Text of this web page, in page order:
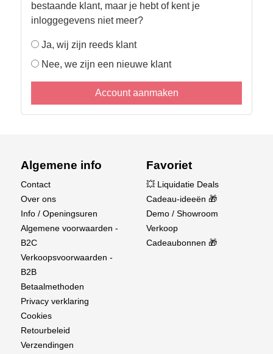
bestaande klant, maar je hebt of kent je
inloggegevens niet meer?
Ja, wij zijn reeds klant
Nee, we zijn een nieuwe klant
Account aanmaken
Algemene info
Contact
Over ons
Info / Openingsuren
Algemene voorwaarden -
B2C
Verkoopsvoorwaarden -
B2B
Betaalmethoden
Privacy verklaring
Cookies
Retourbeleid
Verzendingen
Favoriet
💥 Liquidatie Deals
Cadeau-ideeën 🎁
Demo / Showroom
Verkoop
Cadeaubonnen 🎁